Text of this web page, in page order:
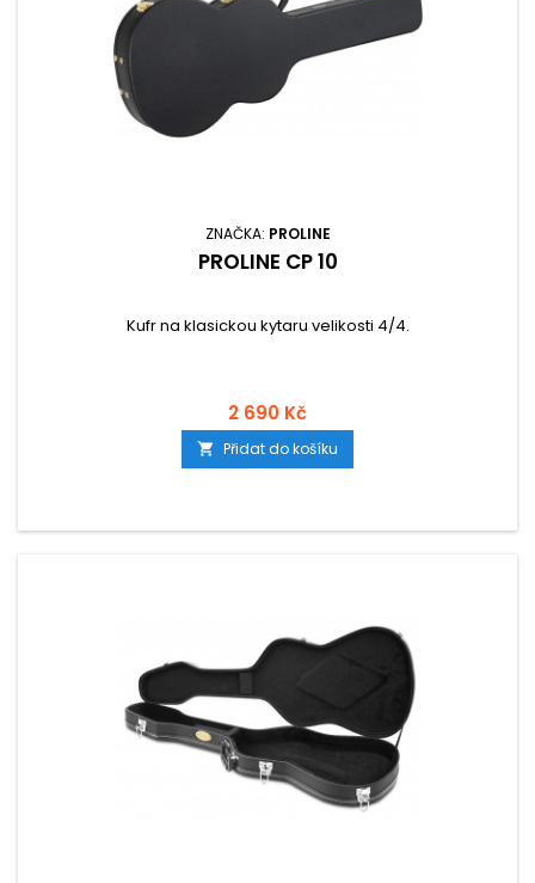
ZNAČKA: PROLINE
PROLINE CP 10
Kufr na klasickou kytaru velikosti 4/4.
2 690 Kč
 Přidat do košíku